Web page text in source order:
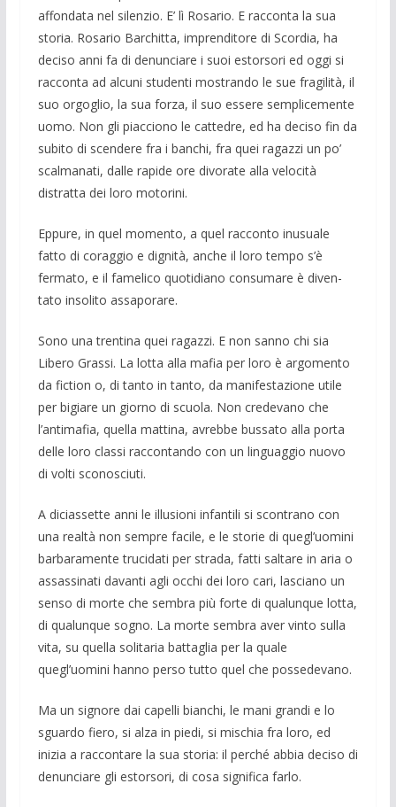
affondata nel silen­zio. E’ lì Rosario. E racconta la sua
storia. Rosario Barchitta, imprenditore di Scordia, ha
deciso anni fa di denuncia­re i suoi estorsori ed oggi si
racconta ad alcu­ni studenti mostrando le sue fragilità, il
suo orgoglio, la sua forza, il suo essere semplicemente
uomo. Non gli piacciono le cattedre, ed ha deciso fin da
subito di scendere fra i banchi, fra quei ragazzi un po’
scalmanati, dalle rapide ore divorate alla velocità
distratta dei loro motorini.
Eppure, in quel momento, a quel rac­conto inusuale
fatto di coraggio e digni­tà, anche il loro tempo s’è
fermato, e il famelico quotidiano consumare è diven­
tato insolito assaporare.
Sono una trentina quei ragazzi. E non sanno chi sia
Libero Grassi. La lotta alla mafia per loro è argomento
da fiction o, di tanto in tanto, da manifestazione utile
per bigiare un giorno di scuola. Non cre­devano che
l’antimafia, quella mattina, avrebbe bussato alla porta
delle loro clas­si raccontando con un linguaggio nuovo
di volti sconosciuti.
A diciassette anni le illusioni infantili si scontrano con
una realtà non sempre facile, e le storie di quegl’uomini
barba­ramente trucidati per strada, fatti saltare in aria o
assassinati davanti agli occhi dei loro cari, lasciano un
senso di morte che sembra più forte di qualunque lotta,
di qualunque sogno. La morte sembra aver vinto sulla
vita, su quella solitaria batta­glia per la quale
quegl’uomini hanno per­so tutto quel che possedevano.
Ma un signore dai capelli bianchi, le mani grandi e lo
sguardo fiero, si alza in piedi, si mischia fra loro, ed
inizia a rac­contare la sua storia: il perché abbia de­ciso di
denunciare gli estorsori, di cosa significa farlo.